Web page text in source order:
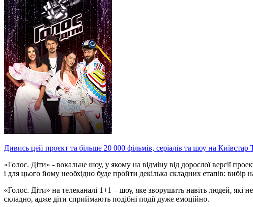
Дивись цей проєкт та більше 20 000 фільмів, серіалів та шоу на Київстар
«Голос. Діти» - вокальне шоу, у якому на відміну від дорослої версії
і для цього йому необхідно буде пройти декілька складних етапів: вибір
«Голос. Діти» на телеканалі 1+1 – шоу, яке зворушить навіть людей, які
складно, адже діти сприймають подібні події дуже емоційно.